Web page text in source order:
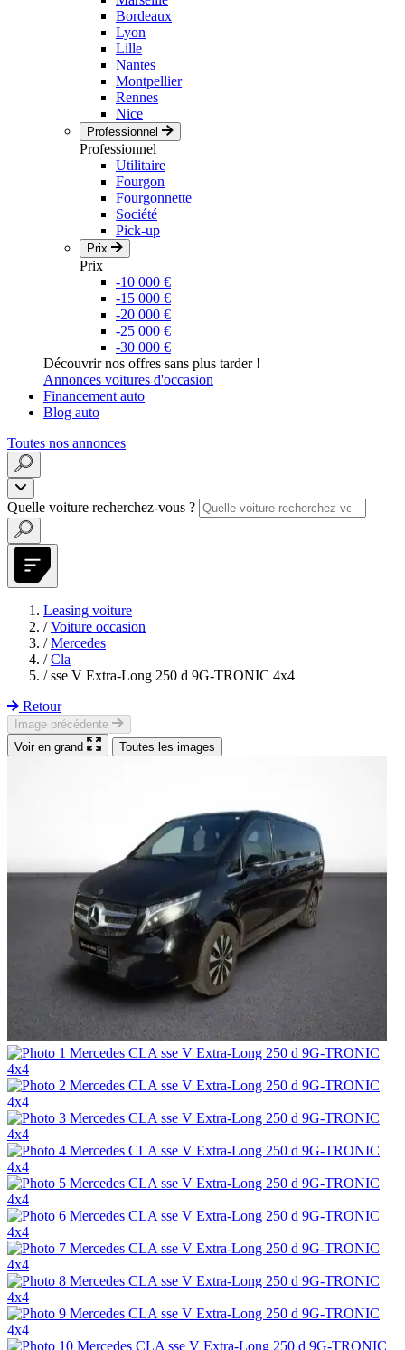
Bordeaux
Lyon
Lille
Nantes
Montpellier
Rennes
Nice
Professionnel
Professionnel
Utilitaire
Fourgon
Fourgonnette
Société
Pick-up
Prix
Prix
-10 000 €
-15 000 €
-20 000 €
-25 000 €
-30 000 €
Découvrir nos offres sans plus tarder !
Annonces voitures d'occasion
Financement auto
Blog auto
Toutes nos annonces
Quelle voiture recherchez-vous ?
Leasing voiture
/ Voiture occasion
/ Mercedes
/ Cla
/ sse V Extra-Long 250 d 9G-TRONIC 4x4
Retour
Image précédente
Voir en grand
Toutes les images